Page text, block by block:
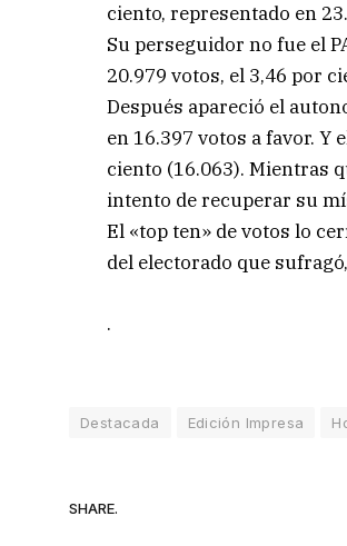
ciento, representado en
Su perseguidor no fue el
20.979 votos, el 3,46 por
Después apareció el
en 16.397 votos a favor. Y
ciento (16.063). Mientras
intento de recuperar su
El «top ten» de votos lo
del electorado que
.
Destacada Edición Impresa
SHARE.